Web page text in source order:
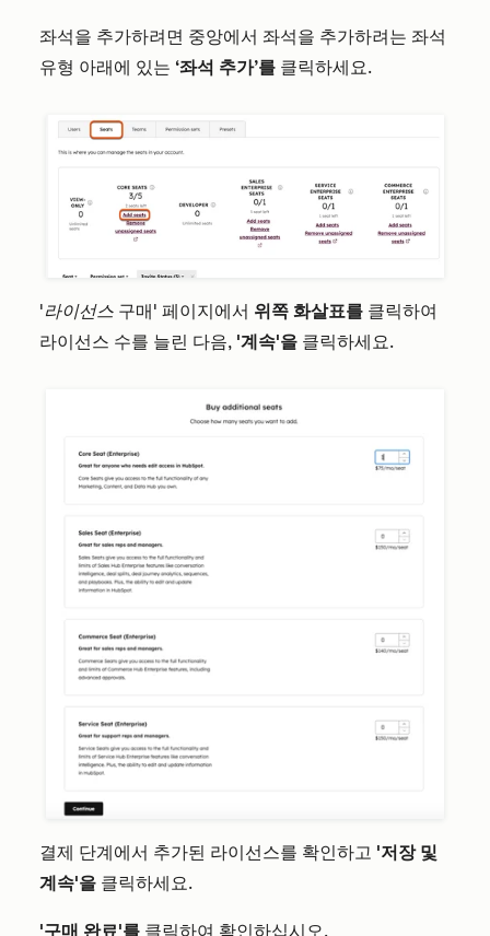
좌석을 추가하려면 중앙에서 좌석을 추가하려는 좌석
유형 아래에 있는 ‘좌석 추가’를 클릭하세요.
'라이선스 구매' 페이지에서 위쪽 화살표를 클릭하여
라이선스 수를 늘린 다음, '계속'을 클릭하세요.
결제 단계에서 추가된 라이선스를 확인하고 '저장 및
계속'을 클릭하세요.
'구매 완료'를 클릭하여 확인하십시오.